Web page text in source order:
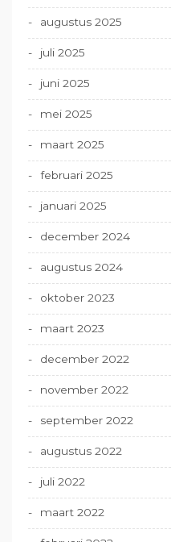
augustus 2025
juli 2025
juni 2025
mei 2025
maart 2025
februari 2025
januari 2025
december 2024
augustus 2024
oktober 2023
maart 2023
december 2022
november 2022
september 2022
augustus 2022
juli 2022
maart 2022